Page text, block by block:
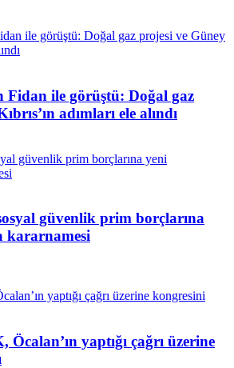
Fidan ile görüştü: Doğal gaz
adımları ele alındı
güvenlik prim borçlarına
kararnamesi
yaptığı çağrı üzerine